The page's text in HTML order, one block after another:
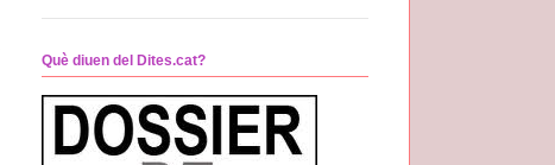
Què diuen del Dites.cat?